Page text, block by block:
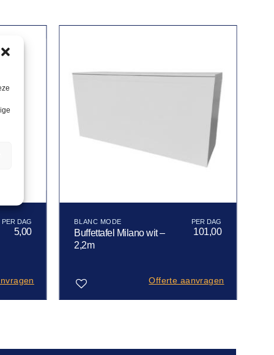
5,00
BLANC MODE
Buffettafel Milano wit –
2,2m
101,00
Offerte aanvragen